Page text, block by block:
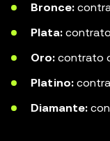
Bronce:
Plata:
Oro: contrato
Platino:
Diamante: